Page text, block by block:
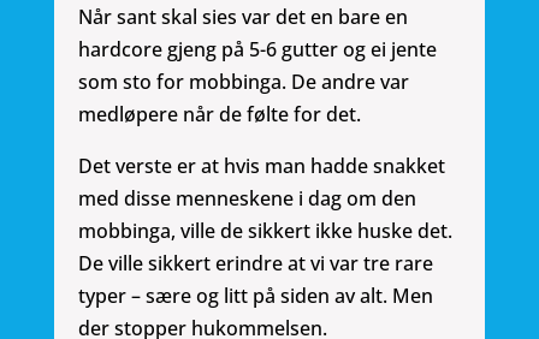
Når sant skal sies var det en bare en
hardcore gjeng på 5-6 gutter og ei jente
som sto for mobbinga. De andre var
medløpere når de følte for det.
Det verste er at hvis man hadde snakket
med disse menneskene i dag om den
mobbinga, ville de sikkert ikke huske det.
De ville sikkert erindre at vi var tre rare
typer – sære og litt på siden av alt. Men
der stopper hukommelsen.